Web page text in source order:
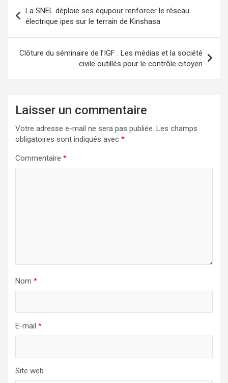
de
l’article
La SNEL déploie ses équpour renforcer le réseau
électrique ipes sur le terrain de Kinshasa
Clôture du séminaire de l’IGF : Les médias et la société
civile outillés pour le contrôle citoyen
Laisser un commentaire
Votre adresse e-mail ne sera pas publiée. Les champs
obligatoires sont indiqués avec *
Commentaire *
Nom *
E-mail *
Site web